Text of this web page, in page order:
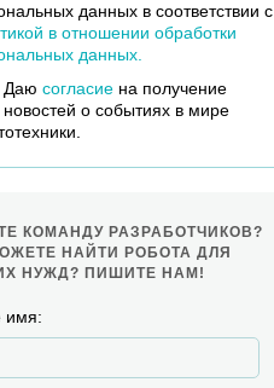
данных в соответствии с
в отношении обработки
данных.
Даю согласиена получение
новостей о событиях в мире
КОМАНДУ РАЗРАБОТЧИКОВ?
НАЙТИ РОБОТА ДЛЯ
НУЖД? ПИШИТЕ НАМ!
имя: